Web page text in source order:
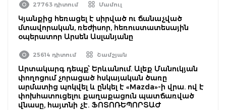
27763 դիտում Մամուլ
Կյանքից հեռացել է սիրված ու ճանաչված
մտավորական, ռեժիսոր, հեռուստատեսային
օպերատոր Արսեն Ասլանյանը
25614 դիտում Շամշյան
Արտակարգ դեպք՝ Երևանում. Ալեք Մանուկյան
փողոցում չորացած հսկայական ծառը
արմատից պոկվել և ընկել է «Mazda»-ի վրա. ով է
փոխհատուցելու քաղաքացուն պատճառված
վնասը, հայտնի չէ. ՖՈՏՈՌԵՊՈՐՏԱԺ